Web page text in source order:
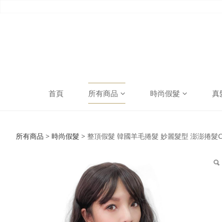
首頁 所有商品 時尚假髮 真
整頂假髮 韓國羊毛捲
所有商品 > 時尚假髮 > 整頂假髮 韓國羊毛捲髮 妙麗髮型 澎澎捲髮